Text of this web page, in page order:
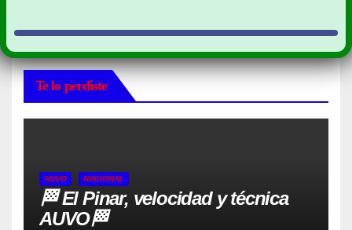
Te lo perdiste
AUVO NACIONAL
🏁 El Pinar, velocidad y técnica
AUVO🏁